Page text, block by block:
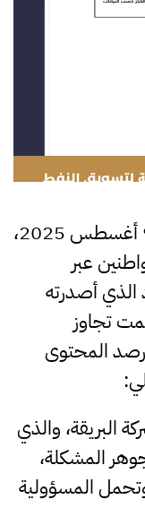
إشارة إلى بياننا الصادر يوم أمس، 9 أغسطس 2025،
عبر
الذي أصدرته
تجاوز
المحتوى
البريقة، والذي
المشكلة،
المسؤولية